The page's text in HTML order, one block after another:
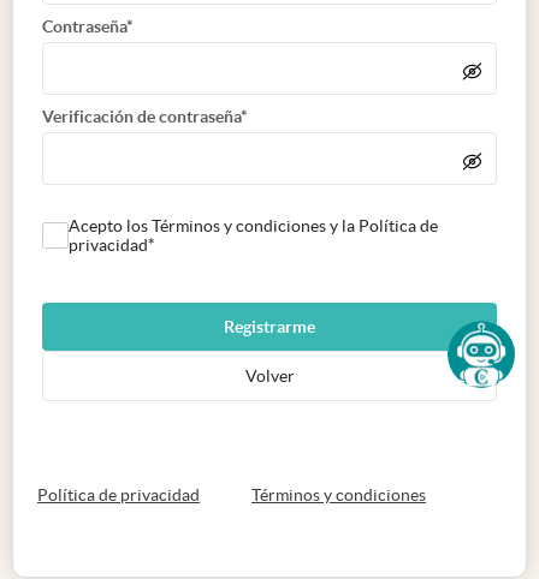
Contraseña*
Verificación de contraseña*
Acepto los Términos y condiciones y la Política de
privacidad*
Registrarme
Volver
Política de privacidad abre en nueva pestaña
Términos y condicionesabre en nueva